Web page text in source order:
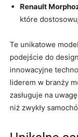
Renault
które
Te ⁢unikatowe
podejście do
innowacyjne
liderem w branży
zasługuje na
niż zwykły